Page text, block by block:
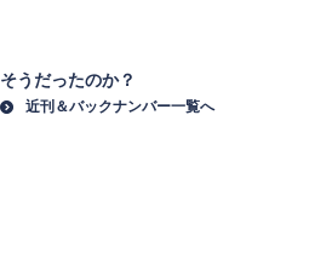
そうだったのか？
近刊＆バックナンバー一覧へ